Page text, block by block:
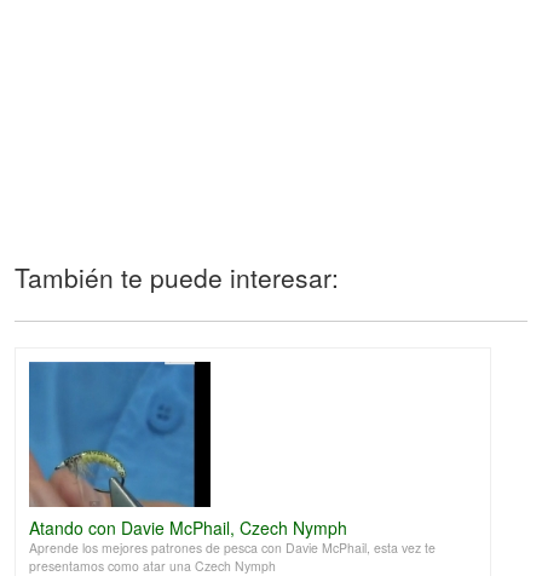
También te puede interesar:
Atando con Davie McPhail, Czech Nymph
Aprende los mejores patrones de pesca con Davie McPhail, esta vez te
presentamos como atar una Czech Nymph